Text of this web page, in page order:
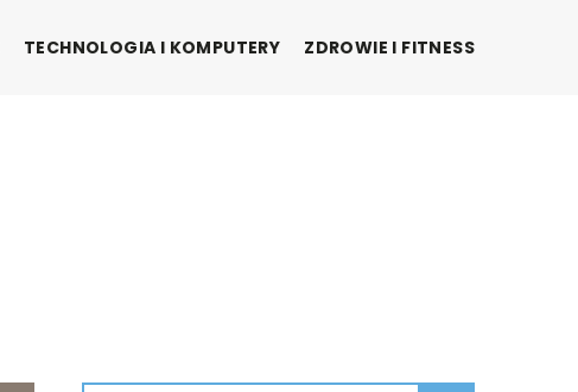
TECHNOLOGIA I KOMPUTERY ZDROWIE I FITNESS